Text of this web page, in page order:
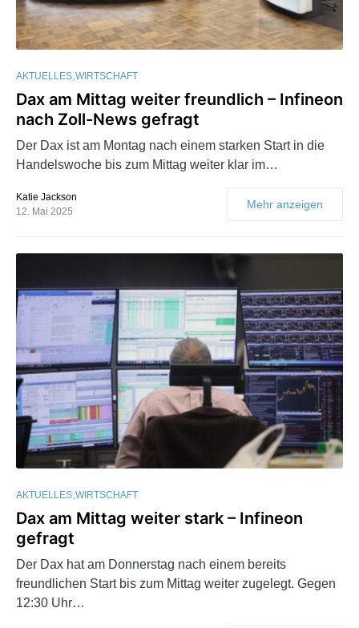
AKTUELLES WIRTSCHAFT
Dax am Mittag weiter freundlich – Infineon
nach Zoll-News gefragt
Der Dax ist am Montag nach einem starken Start in die
Handelswoche bis zum Mittag weiter klar im…
Katie Jackson
12. Mai 2025
Mehr anzeigen
AKTUELLES WIRTSCHAFT
Dax am Mittag weiter stark – Infineon
gefragt
Der Dax hat am Donnerstag nach einem bereits
freundlichen Start bis zum Mittag weiter zugelegt. Gegen
12:30 Uhr…